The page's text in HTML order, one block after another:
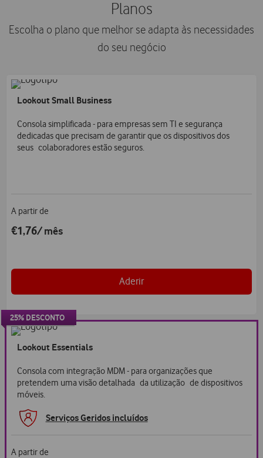
Planos
Escolha o plano que melhor se adapta às necessidades
do seu negócio
Lookout Small Business
Consola simplificada - para empresas sem TI e segurança
dedicadas que precisam de garantir que os dispositivos dos
seus colaboradores estão seguros.
A partir de
€1,76/ mês
Aderir
25%
desconto
25% DESCONTO
Lookout Essentials
Consola com integração MDM - para organizações que
pretendem uma visão detalhada da utilização de dispositivos
móveis.
Serviços Geridos incluídos
A partir de